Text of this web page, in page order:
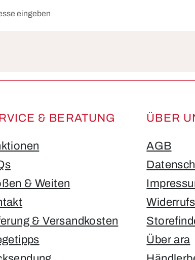
& BERATUNG
& Weiten
& Versandkosten
ÜBER
AGB
Über ara